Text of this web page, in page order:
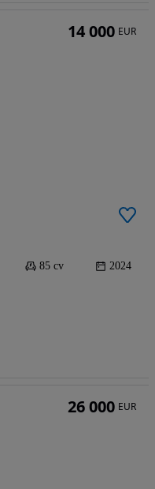
85 cv 2024
14 000 EUR
26 000 EUR